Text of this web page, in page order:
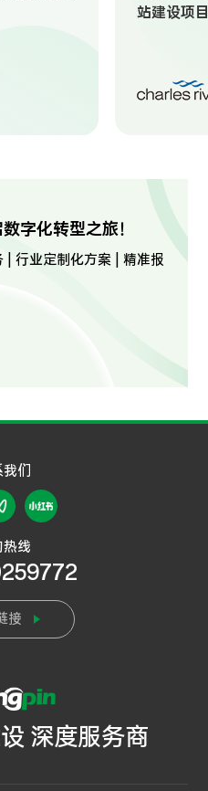
站建设项
字化转型之旅！
| 行业定制化方案 | 精准报
们
热线
接
深度服务商